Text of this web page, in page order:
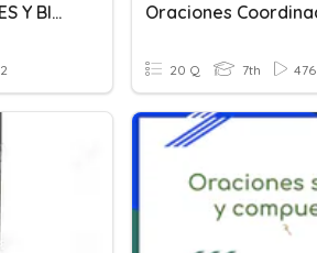
ORACIONES UNIMEMBRES Y BIMEMBRES
20 Q 7th 476